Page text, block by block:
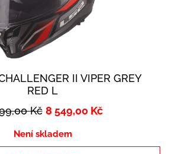
II VIPER GREY
RED L
Kč 8 549,00 Kč
Není skladem